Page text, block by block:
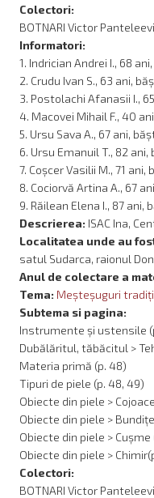
Colectori:
BOTNARI Victor
Informatori:
1. Indrician Andrei I., 68
2. Crudu Ivan S., 63 ani,
3. Postolachi Afanasii I.,
4. Macovei Mihail F., 40
5. Ursu Sava A., 67 ani,
6. Ursu Emanuil T., 82 ani,
7. Coșcer Vasilii M., 71 ani,
8. Cociorvă Artina A., 67
9. Răilean Elena I., 87 ani,
Descrierea: ISAC Ina,
Localitatea unde au
satul Sudarca, raionul
Anul de colectare a
Tema: Meşteşuguri
Subtema si pagina:
Instrumente și ustensile
Dubălăritul, tăbăcitul >
Materia primă (p. 48)
Tipuri de piele (p. 48, 49)
Obiecte din piele >
Obiecte din piele >
Obiecte din piele > Cușme
Obiecte din piele >
Colectori:
BOTNARI Victor